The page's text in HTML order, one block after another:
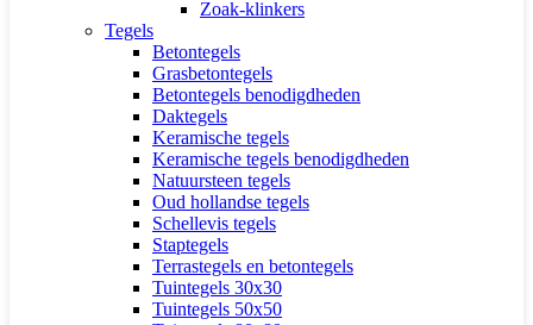
Zoak-klinkers
Tegels
Betontegels
Grasbetontegels
Betontegels benodigdheden
Daktegels
Keramische tegels
Keramische tegels benodigdheden
Natuursteen tegels
Oud hollandse tegels
Schellevis tegels
Staptegels
Terrastegels en betontegels
Tuintegels 30x30
Tuintegels 50x50